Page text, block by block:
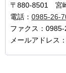
〒880-8501 宮
電話： 0985-26-
ファクス：
メールアドレス：